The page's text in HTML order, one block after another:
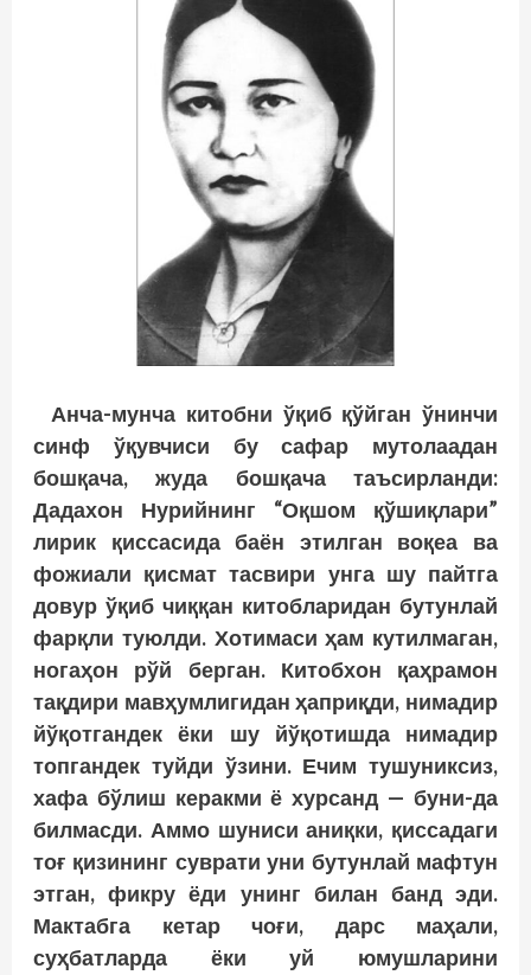
Анча-мунча китобни ўқиб қўйган ўнинчи
синф ўқувчиси бу сафар мутолаадан
бошқача, жуда бошқача таъсирланди:
Дадахон Нурийнинг “Оқшом қўшиқлари”
лирик қиссасида баён этилган воқеа ва
фожиали қисмат тасвири унга шу пайтга
довур ўқиб чиққан китобларидан бутунлай
фарқли туюлди. Хотимаси ҳам кутилмаган,
ногаҳон рўй берган. Китобхон қаҳрамон
тақдири мавҳумлигидан ҳаприқди, нимадир
йўқотгандек ёки шу йўқотишда нимадир
топгандек туйди ўзини. Ечим тушуниксиз,
хафа бўлиш керакми ё хурсанд — буни-да
билмасди. Аммо шуниси аниқки, қиссадаги
тоғ қизининг суврати уни бутунлай мафтун
этган, фикру ёди унинг билан банд эди.
Мактабга кетар чоғи, дарс маҳали,
суҳбатларда ёки уй юмушларини